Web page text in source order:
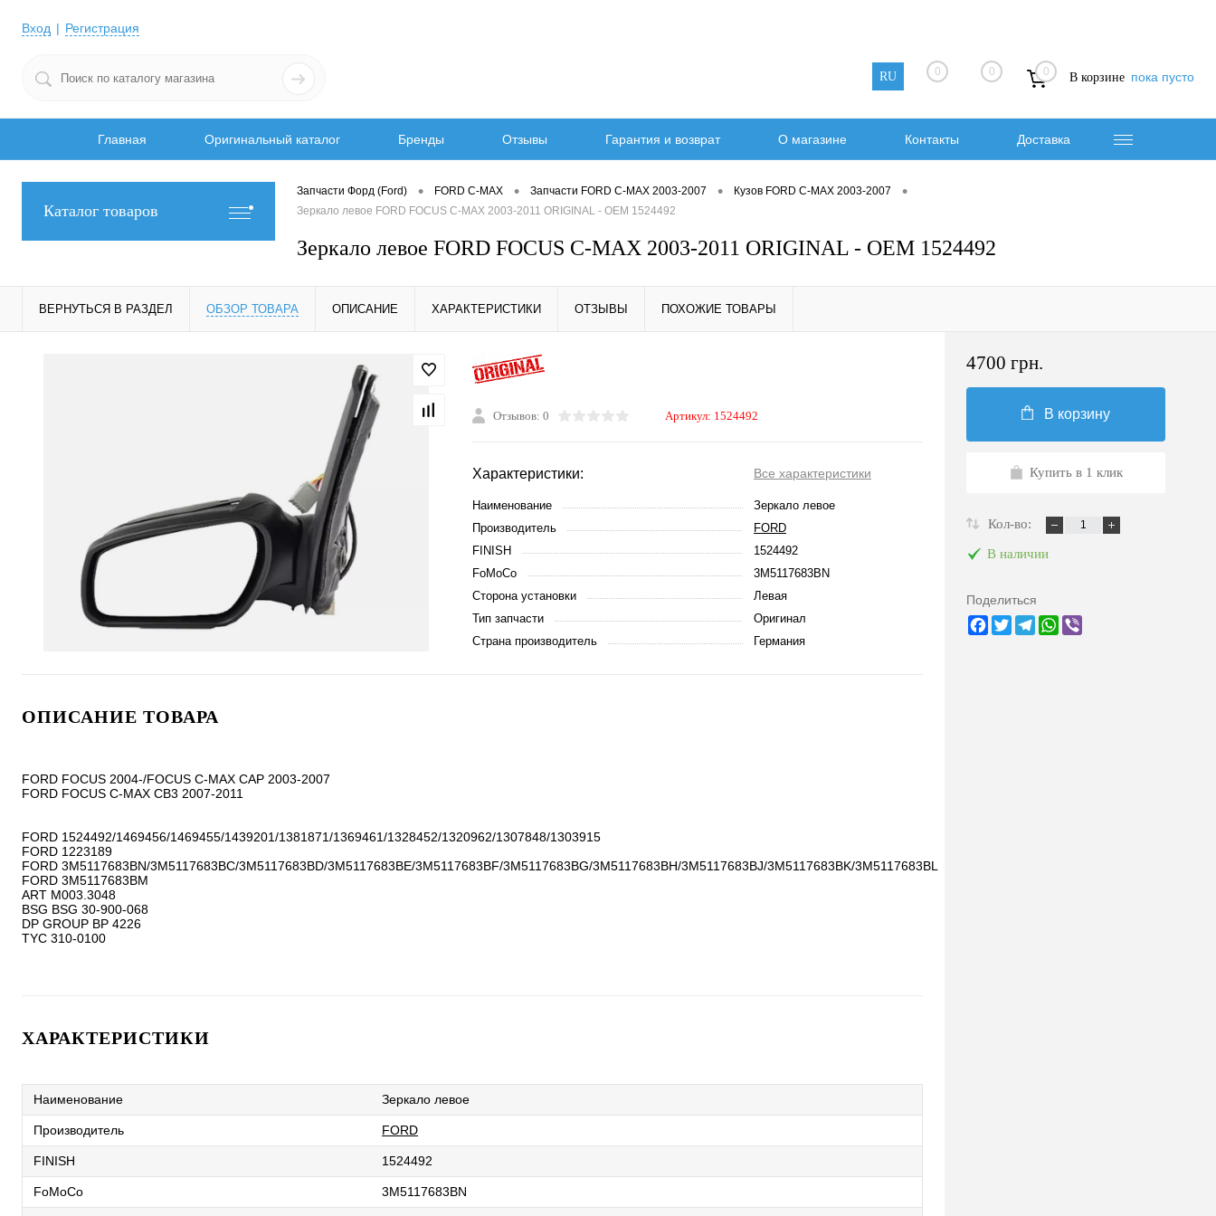
Вход Регистрация
RU 0 0 0 В корзине пока пусто
Главная Оригинальный каталог Бренды Отзывы Гарантия и возврат О магазине Контакты Доставка
Каталог товаров
Запчасти Форд (Ford) • FORD C-MAX • Запчасти FORD C-MAX 2003-2007 • Кузов FORD C-MAX 2003-2007 •
Зеркало левое FORD FOCUS C-MAX 2003-2011 ORIGINAL - OEM 1524492
Зеркало левое FORD FOCUS C-MAX 2003-2011 ORIGINAL - OEM 1524492
ВЕРНУТЬСЯ В РАЗДЕЛ ОБЗОР ТОВАРА ОПИСАНИЕ ХАРАКТЕРИСТИКИ ОТЗЫВЫ ПОХОЖИЕ ТОВАРЫ
Отзывов: 0 Артикул: 1524492
Характеристики: Все характеристики
Наименование
Зеркало левое
Производитель
FORD
FINISH
1524492
FoMoCo
3M5117683BN
Сторона установки
Левая
Тип запчасти
Оригинал
Страна производитель
Германия
ОПИСАНИЕ ТОВАРА
FORD FOCUS 2004-/FOCUS C-MAX CAP 2003-2007
FORD FOCUS C-MAX CB3 2007-2011
FORD 1524492/1469456/1469455/1439201/1381871/1369461/1328452/1320962/1307848/1303915
FORD 1223189
FORD 3M5117683BN/3M5117683BC/3M5117683BD/3M5117683BE/3M5117683BF/3M5117683BG/3M5117683BH/3M5117683BJ/3M5117683BK/3M5117683BL
FORD 3M5117683BM
ART M003.3048
BSG BSG 30-900-068
DP GROUP BP 4226
ХАРАКТЕРИСТИКИ
Наименование Зеркало левое
Производитель FORD
FINISH 1524492
FoMoCo 3M5117683BN
4700 грн.
В корзину
Купить в 1 клик
Кол-во:
В наличии
Поделиться
Facebook
TwitterTelegramWhatsApp